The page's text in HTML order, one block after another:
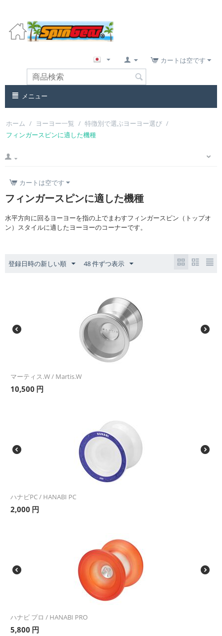
カートは空です
メニュー
ホーム / ヨーヨー一覧 / 特徴別で選ぶヨーヨー選び /
フィンガースピンに適した機種
カートは空です
フィンガースピンに適した機種
水平方向に回るヨーヨーを指の上でまわすフィンガースピン（トップオ
ン）スタイルに適したヨーヨーのコーナーです。
登録日時の新しい順 48 件ずつ表示
マーティス.W / Martis.W
10,500 円
ハナビPC / HANABI PC
2,000 円
ハナビ プロ / HANABI PRO
5,800 円